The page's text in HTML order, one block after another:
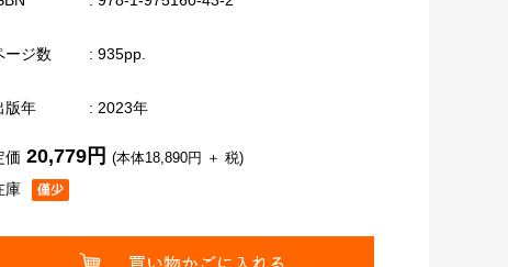
ージ数 : 935pp.
版年 : 2023年
庫
価 20,779円 (本体18,890円 ＋ 税)